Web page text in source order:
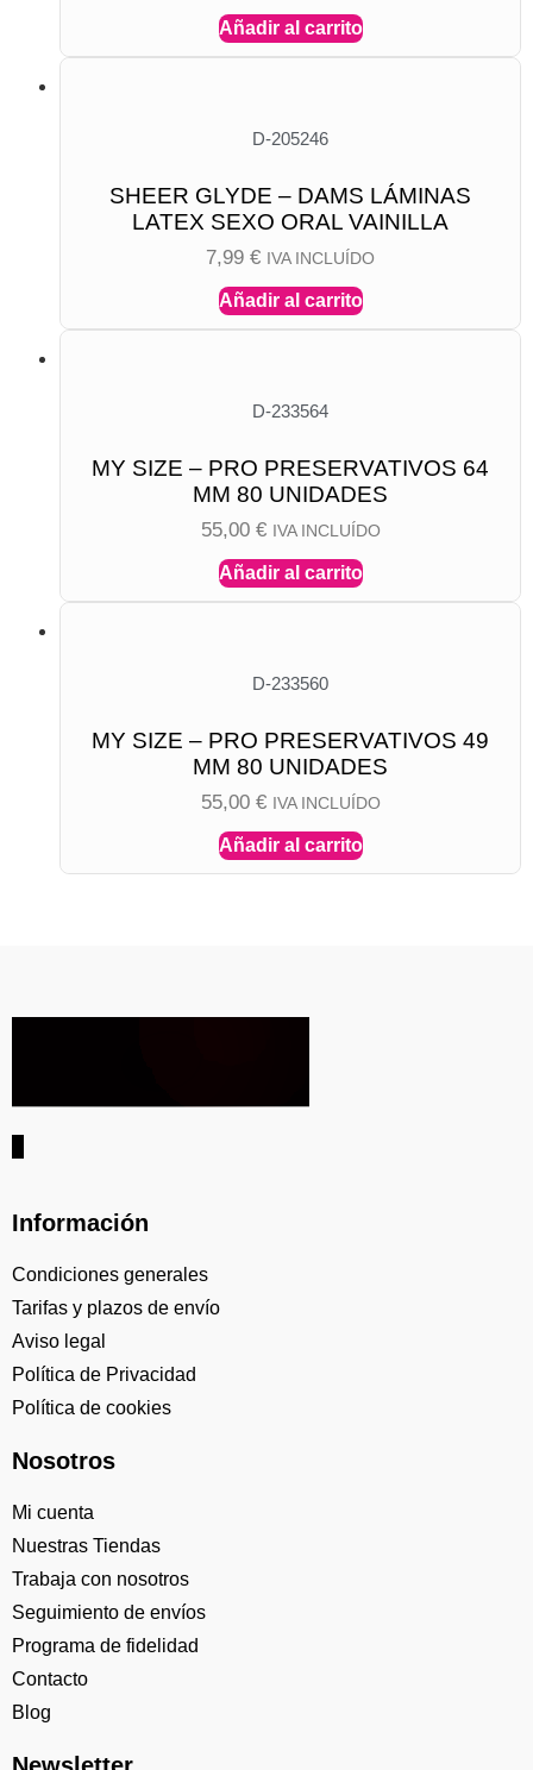
Añadir al carrito
D-205246
SHEER GLYDE – DAMS LÁMINAS
LATEX SEXO ORAL VAINILLA
7,99 € IVA INCLUÍDO
Añadir al carrito
D-233564
MY SIZE – PRO PRESERVATIVOS 64
MM 80 UNIDADES
55,00 € IVA INCLUÍDO
Añadir al carrito
D-233560
MY SIZE – PRO PRESERVATIVOS 49
MM 80 UNIDADES
55,00 € IVA INCLUÍDO
Añadir al carrito
Información
Condiciones generales
Tarifas y plazos de envío
Aviso legal
Política de Privacidad
Política de cookies
Nosotros
Mi cuenta
Nuestras Tiendas
Trabaja con nosotros
Seguimiento de envíos
Programa de fidelidad
Contacto
Blog
Newsletter